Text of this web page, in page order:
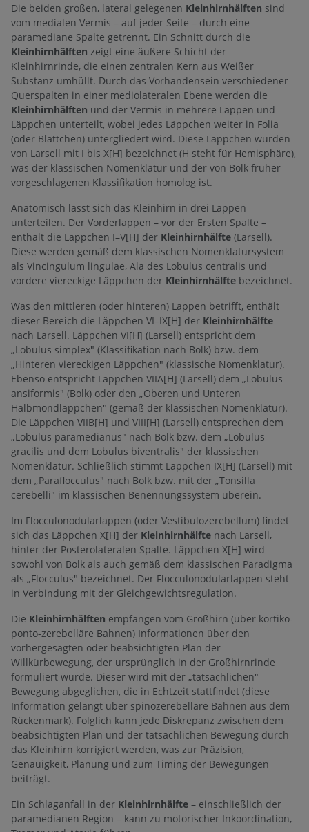
Die beiden großen, lateral gelegenen Kleinhirnhälften sind
vom medialen Vermis – auf jeder Seite – durch eine
paramediane Spalte getrennt. Ein Schnitt durch die
Kleinhirnhälften zeigt eine äußere Schicht der
Kleinhirnrinde, die einen zentralen Kern aus Weißer
Substanz umhüllt. Durch das Vorhandensein verschiedener
Querspalten in einer mediolateralen Ebene werden die
Kleinhirnhälften und der Vermis in mehrere Lappen und
Läppchen unterteilt, wobei jedes Läppchen weiter in Folia
(oder Blättchen) untergliedert wird. Diese Läppchen wurden
von Larsell mit I bis X[H] bezeichnet (H steht für Hemisphäre),
was der klassischen Nomenklatur und der von Bolk früher
vorgeschlagenen Klassifikation homolog ist.
Anatomisch lässt sich das Kleinhirn in drei Lappen
unterteilen. Der Vorderlappen – vor der Ersten Spalte –
enthält die Läppchen I–V[H] der Kleinhirnhälfte (Larsell).
Diese werden gemäß dem klassischen Nomenklatursystem
als Vincingulum lingulae, Ala des Lobulus centralis und
vordere viereckige Läppchen der Kleinhirnhälfte bezeichnet.
Was den mittleren (oder hinteren) Lappen betrifft, enthält
dieser Bereich die Läppchen VI–IX[H] der Kleinhirnhälfte
nach Larsell. Läppchen VI[H] (Larsell) entspricht dem
„Lobulus simplex" (Klassifikation nach Bolk) bzw. dem
„Hinteren viereckigen Läppchen" (klassische Nomenklatur).
Ebenso entspricht Läppchen VIIA[H] (Larsell) dem „Lobulus
ansiformis" (Bolk) oder den „Oberen und Unteren
Halbmondläppchen" (gemäß der klassischen Nomenklatur).
Die Läppchen VIIB[H] und VIII[H] (Larsell) entsprechen dem
„Lobulus paramedianus" nach Bolk bzw. dem „Lobulus
gracilis und dem Lobulus biventralis" der klassischen
Nomenklatur. Schließlich stimmt Läppchen IX[H] (Larsell) mit
dem „Paraflocculus" nach Bolk bzw. mit der „Tonsilla
cerebelli" im klassischen Benennungssystem überein.
Im Flocculonodularlappen (oder Vestibulozerebellum) findet
sich das Läppchen X[H] der Kleinhirnhälfte nach Larsell,
hinter der Posterolateralen Spalte. Läppchen X[H] wird
sowohl von Bolk als auch gemäß dem klassischen Paradigma
als „Flocculus" bezeichnet. Der Flocculonodularlappen steht
in Verbindung mit der Gleichgewichtsregulation.
Die Kleinhirnhälften empfangen vom Großhirn (über kortiko-
ponto-zerebelläre Bahnen) Informationen über den
vorhergesagten oder beabsichtigten Plan der
Willkürbewegung, der ursprünglich in der Großhirnrinde
formuliert wurde. Dieser wird mit der „tatsächlichen"
Bewegung abgeglichen, die in Echtzeit stattfindet (diese
Information gelangt über spinozerebelläre Bahnen aus dem
Rückenmark). Folglich kann jede Diskrepanz zwischen dem
beabsichtigten Plan und der tatsächlichen Bewegung durch
das Kleinhirn korrigiert werden, was zur Präzision,
Genauigkeit, Planung und zum Timing der Bewegungen
beiträgt.
Ein Schlaganfall in der Kleinhirnhälfte – einschließlich der
paramedianen Region – kann zu motorischer Inkoordination,